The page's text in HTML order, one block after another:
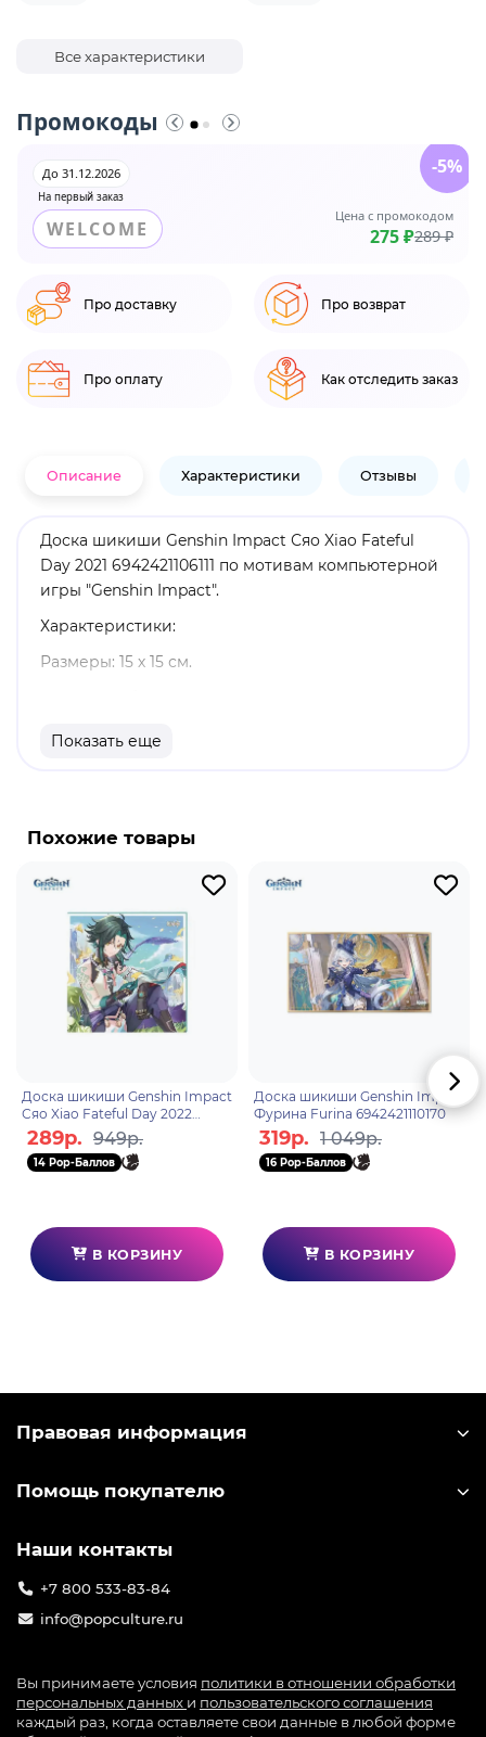
Все характеристики
Промокоды
На первый заказ
До 31.12.2026
WELCOME
Цена с промокодом
275 ₽289 ₽
-5%
Про доставку Про возврат
Про оплату Как отследить заказ
Описание Характеристики Отзывы
Доска шикиши Genshin Impact Сяо Xiao Fateful
Day 2021 6942421106111 по мотивам компьютерной
игры "Genshin Impact".
Характеристики:
Размеры: 15 х 15 см.
Оригинальный и официально лицензированный
Сяо - играбельный Анемо персонаж. Он адепт и
якса, оставшийся в живых. В настоящее время он
продолжая исполнять контракт и изолируя себя
от общения со смертными.
Показать еще
Похожие товары
Доска шикиши Genshin Impact
Сяо Xiao Fateful Day 2022
6942421106128
289р. 949р.
14 Pop-Баллов
В КОРЗИНУ
Доска шикиши Genshin Impact
Фурина Furina 6942421110170
319р. 1 049р.
16 Pop-Баллов
В КОРЗИНУ
Правовая информация
Помощь покупателю
Наши контакты
+7 800 533-83-84
info@popculture.ru
Вы принимаете условия политики в отношении обработки
персональных данных и пользовательского соглашения
каждый раз, когда оставляете свои данные в любой форме